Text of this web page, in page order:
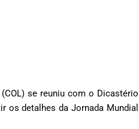
se reuniu com o Dicastério
os detalhes da Jornada Mundial